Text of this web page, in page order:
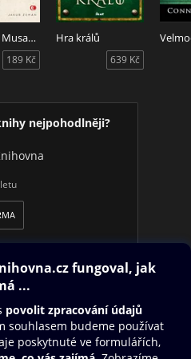
Mijamoto Musaši 2
189 Kč
Hra králů
639 Kč
nejpohodlněji?